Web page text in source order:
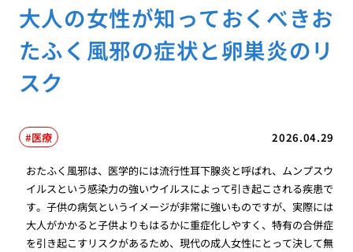
大人の女性が知っておくべきお
たふく風邪の症状と卵巣炎のリ
スク
2026.04.29
医療
おたふく風邪は、医学的には流行性耳下腺炎と呼ばれ、ムンプスウ
イルスという感染力の強いウイルスによって引き起こされる疾患で
す。子供の病気というイメージが非常に強いものですが、実際には
大人がかかると子供よりもはるかに重症化しやすく、特有の合併症
を引き起こすリスクがあるため、現代の成人女性にとって決して無